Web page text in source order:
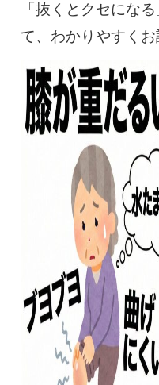
「抜くとクセにな
て、わかりやすくお